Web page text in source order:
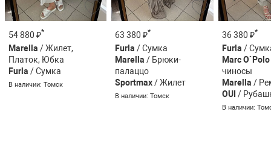
54 880 ₽*
Marella / Жилет,
Платок, Юбка
Furla / Сумка
В наличии: Томск
63 380 ₽*
Furla / Сумка
Marella / Брюки-
палаццо
Sportmax/ Жилет
В наличии: Томск
36 380 ₽*
Furla /
Marc O`Polo
чиносы
Marella /
OUI /
В наличии: